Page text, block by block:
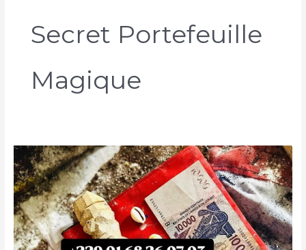
Secret Portefeuille
Magique